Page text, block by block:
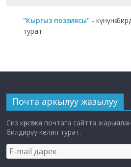
"Кыргыз поэзиясы" - күнүнө
турат
Почта аркылуу жазылуу
Сиз көрсөткөн почтага сайтта
билдирүү келип турат.
E-
mail